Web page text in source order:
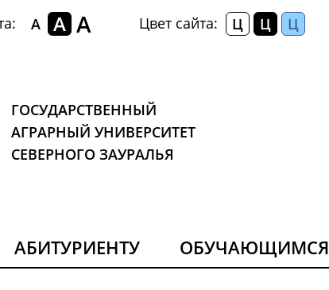
A A A Цвет сайта: Ц Ц Ц
ГОСУДАРСТВЕННЫЙ
АГРАРНЫЙ УНИВЕРСИТЕТ
СЕВЕРНОГО ЗАУРАЛЬЯ
АБИТУРИЕНТУ ОБУЧАЮЩИМСЯ